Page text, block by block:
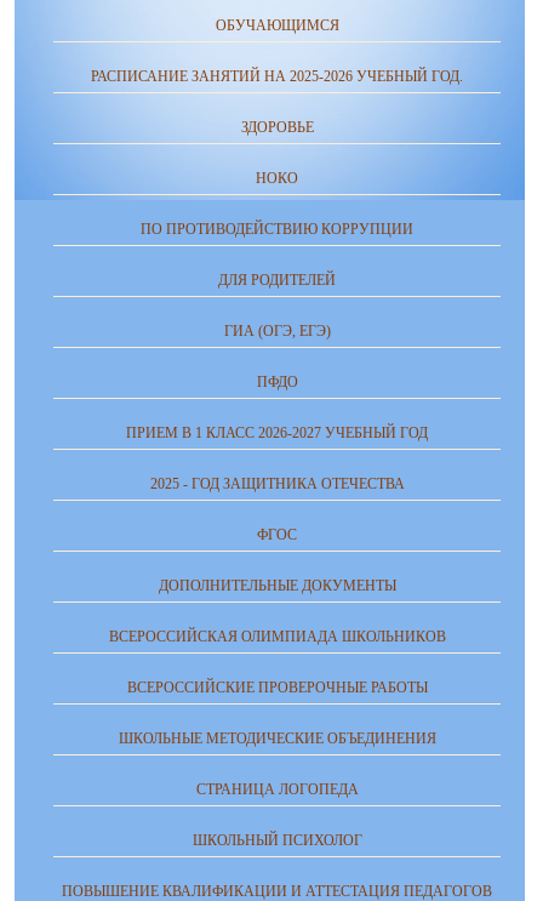
ОБУЧАЮЩИМСЯ
РАСПИСАНИЕ ЗАНЯТИЙ НА 2025-2026 УЧЕБНЫЙ ГОД.
ЗДОРОВЬЕ
НОКО
ПО ПРОТИВОДЕЙСТВИЮ КОРРУПЦИИ
ДЛЯ РОДИТЕЛЕЙ
ГИА (ОГЭ, ЕГЭ)
ПФДО
ПРИЕМ В 1 КЛАСС 2026-2027 УЧЕБНЫЙ ГОД
2025 - ГОД ЗАЩИТНИКА ОТЕЧЕСТВА
ФГОС
ДОПОЛНИТЕЛЬНЫЕ ДОКУМЕНТЫ
ВСЕРОССИЙСКАЯ ОЛИМПИАДА ШКОЛЬНИКОВ
ВСЕРОССИЙСКИЕ ПРОВЕРОЧНЫЕ РАБОТЫ
ШКОЛЬНЫЕ МЕТОДИЧЕСКИЕ ОБЪЕДИНЕНИЯ
СТРАНИЦА ЛОГОПЕДА
ШКОЛЬНЫЙ ПСИХОЛОГ
ПОВЫШЕНИЕ КВАЛИФИКАЦИИ И АТТЕСТАЦИЯ ПЕДАГОГОВ